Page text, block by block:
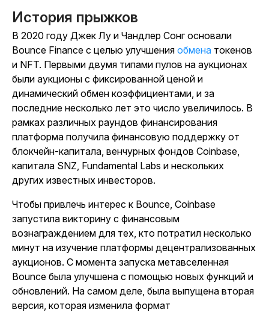
История прыжков
В 2020 году Джек Лу и Чандлер Сонг основали
Bounce Finance с целью улучшения обмена токенов
и NFT. Первыми двумя типами пулов на аукционах
были аукционы с фиксированной ценой и
динамический обмен коэффициентами, и за
последние несколько лет это число увеличилось. В
рамках различных раундов финансирования
платформа получила финансовую поддержку от
блокчейн-капитала, венчурных фондов Coinbase,
капитала SNZ, Fundamental Labs и нескольких
других известных инвесторов.
Чтобы привлечь интерес к Bounce, Coinbase
запустила викторину с финансовым
вознаграждением для тех, кто потратил несколько
минут на изучение платформы децентрализованных
аукционов. С момента запуска метавселенная
Bounce была улучшена с помощью новых функций и
обновлений. На самом деле, была выпущена вторая
версия, которая изменила формат